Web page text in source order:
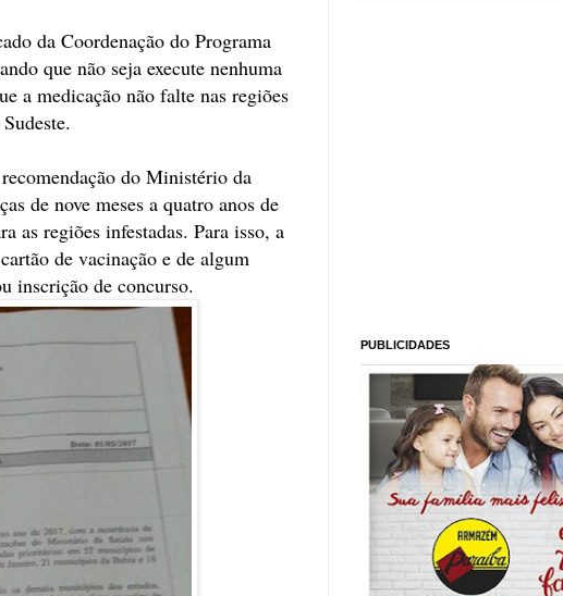
da Coordenação do Programa
que não seja execute nenhuma
a medicação não falte nas regiões
do Ministério da
de nove meses a quatro anos de
as regiões infestadas. Para isso, a
de vacinação e de algum
inscrição de concurso.
PUBLICIDADES